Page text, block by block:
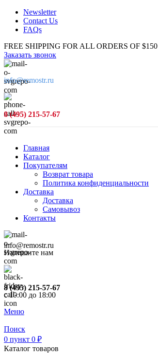
Newsletter
Contact Us
FAQs
FREE SHIPPING FOR ALL ORDERS OF $150
Заказать звонок
info@remostr.ru
8 (495) 215-57-67
Главная
Каталог
Покупателям
Возврат товара
Политика конфиденциальности
Доставка
Доставка
Самовывоз
Контакты
info@remostr.ru
Напишите нам
8 (495) 215-57-67
c 10:00 до 18:00
Меню
Поиск
0 пункт 0 ₽
Каталог товаров